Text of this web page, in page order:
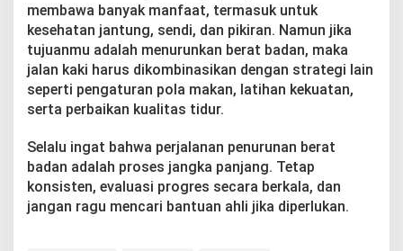
membawa banyak manfaat, termasuk untuk
kesehatan jantung, sendi, dan pikiran. Namun jika
tujuanmu adalah menurunkan berat badan, maka
jalan kaki harus dikombinasikan dengan strategi lain
seperti pengaturan pola makan, latihan kekuatan,
serta perbaikan kualitas tidur.
Selalu ingat bahwa perjalanan penurunan berat
badan adalah proses jangka panjang. Tetap
konsisten, evaluasi progres secara berkala, dan
jangan ragu mencari bantuan ahli jika diperlukan.